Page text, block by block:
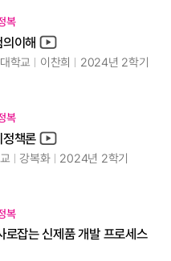
복
이해
학교 이찬희 2024년 2학기
복
책론
강복화 2024년 2학기
복
로잡는 신제품 개발 프로세스